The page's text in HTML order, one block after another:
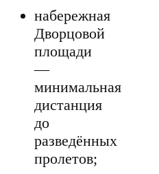
набережная
Дворцовой
площади
—
минимальная
дистанция
до
разведённых
пролетов;